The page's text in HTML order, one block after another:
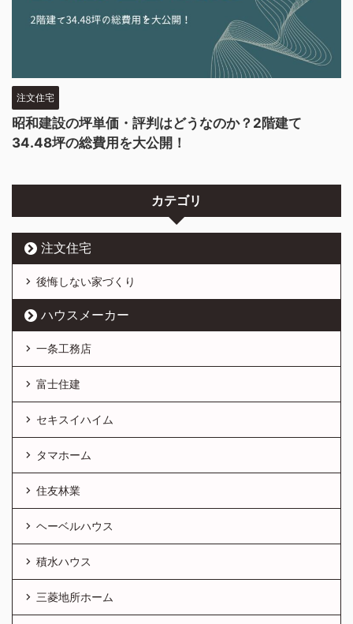
注文住宅
昭和建設の坪単価・評判はどうなのか？2階建て
34.48坪の総費用を大公開！
カテゴリ
注文住宅
後悔しない家づくり
ハウスメーカー
一条工務店
富士住建
セキスイハイム
タマホーム
住友林業
ヘーベルハウス
積水ハウス
三菱地所ホーム